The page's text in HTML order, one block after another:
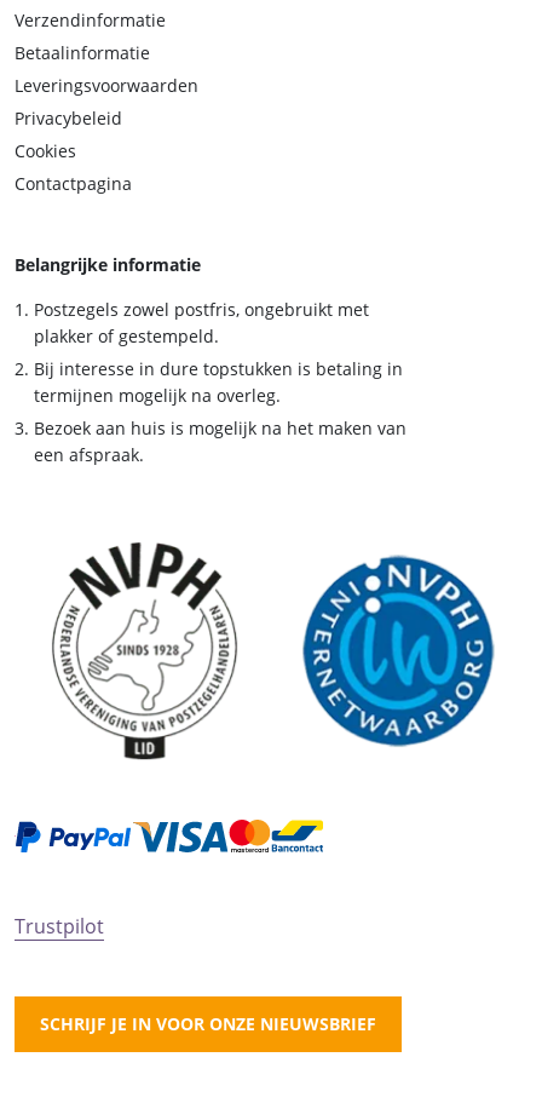
Verzendinformatie
Betaalinformatie
Leveringsvoorwaarden
Privacybeleid
Cookies
Contactpagina
Belangrijke informatie
Postzegels zowel postfris, ongebruikt met
plakker of gestempeld.
Bij interesse in dure topstukken is betaling in
termijnen mogelijk na overleg.
Bezoek aan huis is mogelijk na het maken van
een afspraak.
Trustpilot
SCHRIJF JE IN VOOR ONZE NIEUWSBRIEF